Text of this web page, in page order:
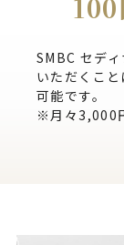
SMBC セデ
いただくこ
可能です。
※月々3,000